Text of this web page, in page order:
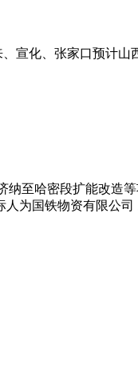
宣化、张家口预计山
纳至哈密段扩能改造
为国铁物资有限公